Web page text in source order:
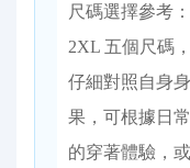
尺碼選擇參考
2XL 五個尺碼
仔細對照自身
果，可根據日
的穿著體驗，